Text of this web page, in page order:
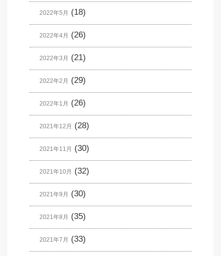
2022年5月 (18)
2022年4月 (26)
2022年3月 (21)
2022年2月 (29)
2022年1月 (26)
2021年12月 (28)
2021年11月 (30)
2021年10月 (32)
2021年9月 (30)
2021年8月 (35)
2021年7月 (33)